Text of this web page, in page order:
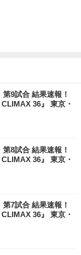
第9試合 結果速報！
36』 東京・
第8試合 結果速報！
36』 東京・
第7試合 結果速報！
36』 東京・